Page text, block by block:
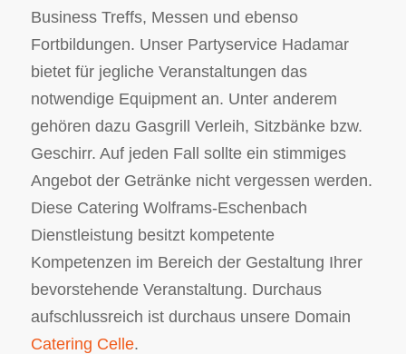
Business Treffs, Messen und ebenso
Fortbildungen. Unser Partyservice Hadamar
bietet für jegliche Veranstaltungen das
notwendige Equipment an. Unter anderem
gehören dazu Gasgrill Verleih, Sitzbänke bzw.
Geschirr. Auf jeden Fall sollte ein stimmiges
Angebot der Getränke nicht vergessen werden.
Diese Catering Wolframs-Eschenbach
Dienstleistung besitzt kompetente
Kompetenzen im Bereich der Gestaltung Ihrer
bevorstehende Veranstaltung. Durchaus
aufschlussreich ist durchaus unsere Domain
Catering Celle.